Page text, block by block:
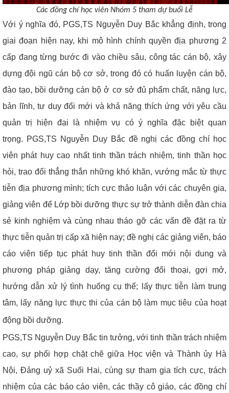
Các đồng chí học viên Nhóm 5 tham dự buổi Lễ
Với ý nghĩa đó, PGS,TS Nguyễn Duy Bắc khẳng định, trong
giai đoạn hiện nay, khi mô hình chính quyền địa phương 2
cấp đang từng bước đi vào chiều sâu, công tác cán bộ, xây
dựng đội ngũ cán bộ cơ sở, trong đó có huấn luyện cán bộ,
đào tạo, bồi dưỡng cán bộ ở cơ sở đủ phẩm chất, năng lực,
bản lĩnh, tư duy đổi mới và khả năng thích ứng với yêu cầu
quản trị hiện đại là nhiệm vụ có ý nghĩa đặc biệt quan
trọng. PGS,TS Nguyễn Duy Bắc đề nghị các đồng chí học
viên phát huy cao nhất tinh thần trách nhiệm, tinh thần học
hỏi, trao đổi thẳng thắn những khó khăn, vướng mắc từ thực
tiễn địa phương mình; tích cực thảo luận với các chuyên gia,
giảng viên để Lớp bồi dưỡng thực sự trở thành diễn đàn chia
sẻ kinh nghiệm và cùng nhau tháo gỡ các vấn đề đặt ra từ
thực tiễn quản trị cấp xã hiện nay; đề nghị các giảng viên, báo
cáo viên tiếp tục phát huy tinh thần đổi mới nội dung và
phương pháp giảng dạy, tăng cường đối thoại, gợi mở,
hướng dẫn xử lý tình huống cụ thể; lấy thực tiễn làm trung
tâm, lấy năng lực thực thi của cán bộ làm mục tiêu của hoạt
động bồi dưỡng.
PGS,TS Nguyễn Duy Bắc tin tưởng, với tinh thần trách nhiệm
cao, sự phối hợp chặt chẽ giữa Học viện và Thành ủy Hà
Nội, Đảng uỷ xã Suối Hai, cùng sự tham gia tích cực, trách
nhiệm của các báo cáo viên, các thầy cô giáo, các đồng chí